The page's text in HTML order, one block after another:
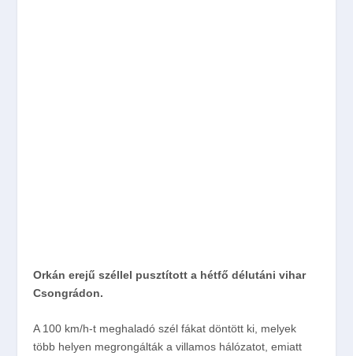
Orkán erejű széllel pusztított a hétfő délutáni vihar
Csongrádon.
A 100 km/h-t meghaladó szél fákat döntött ki, melyek
több helyen megrongálták a villamos hálózatot, emiatt